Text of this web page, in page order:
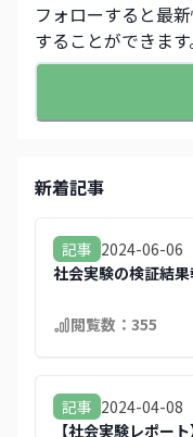
フォローすると最
することができます
新着記事
記事 2024-06-06
社会実験の検証結果
閲覧数： 355
記事 2024-04-08
【社会実験レポー